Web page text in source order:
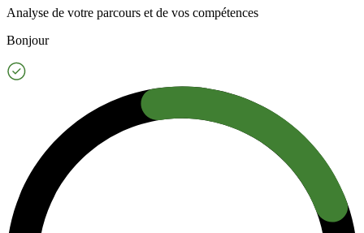
Analyse de votre parcours et de vos compétences
Bonjour